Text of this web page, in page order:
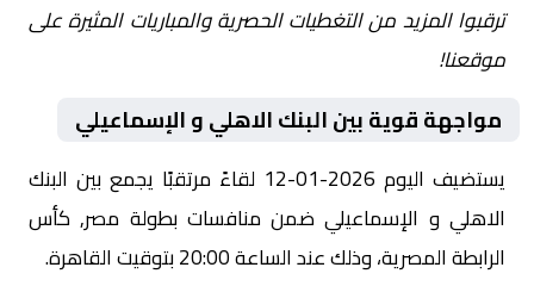
ترقبوا المزيد من التغطيات الحصرية والمباريات المثيرة على
موقعنا!
مواجهة قوية بين البنك الاهلي و الإسماعيلي
يستضيف اليوم 2026-01-12 لقاءً مرتقبًا يجمع بين البنك
الاهلي و الإسماعيلي ضمن منافسات بطولة مصر, كأس
الرابطة المصرية، وذلك عند الساعة 20:00 بتوقيت القاهرة.